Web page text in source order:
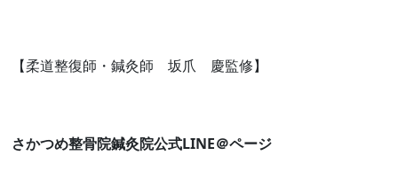
【柔道整復師・鍼灸師 坂爪 慶監修】
さかつめ整骨院鍼灸院公式LINE＠ページ